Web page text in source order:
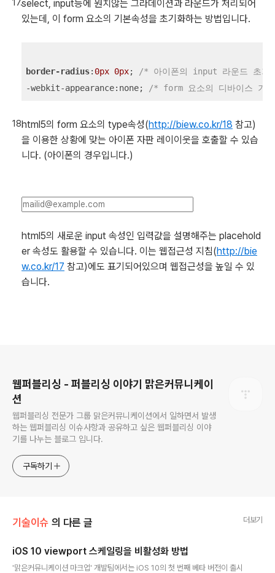
select, input등에 원치않는 그라데이션과 라운드가 처리되어
있는데, 이 form 요소의 기본속성을 초기화하는 방법입니다.
border-radius: 0px 0px;
/* 아이폰의 input 라운드 초
-webkit-appearance:none;
/* form 요소의 디바이스 기
html5의 form 요소의 type속성(http://biew.co.kr/18 참고)
을 이용한 상황에 맞는 아이폰 자판 레이이웃을 호출할 수 있습
니다. (아이폰의 경우입니다.)
html5의 새로운 input 속성인 입력값을 설명해주는 placehold
er 속성도 활용할 수 있습니다. 이는 웹접근성 지침(http://bie
w.co.kr/17 참고)에도 표기되어있으며 웹접근성을 높일 수 있
습니다.
웹퍼블리싱 - 퍼블리싱 이야기 맑은커뮤니케이
션
웹퍼블리싱 전문가 그룹 맑은커뮤니케이션에서 일하면서 발생
하는 웹퍼블리싱 이슈사항과 공유하고 싶은 웹퍼블리싱 이야
기를 나누는 블로그 입니다.
구독하기
기술이슈 의 다른 글 더보기
iOS 10 viewport 스케일링을 비활성화 방법
'맑은커뮤니케이션 마크업' 개발팀에서는 iOS 10의 첫 번째 베타 버전이 출시